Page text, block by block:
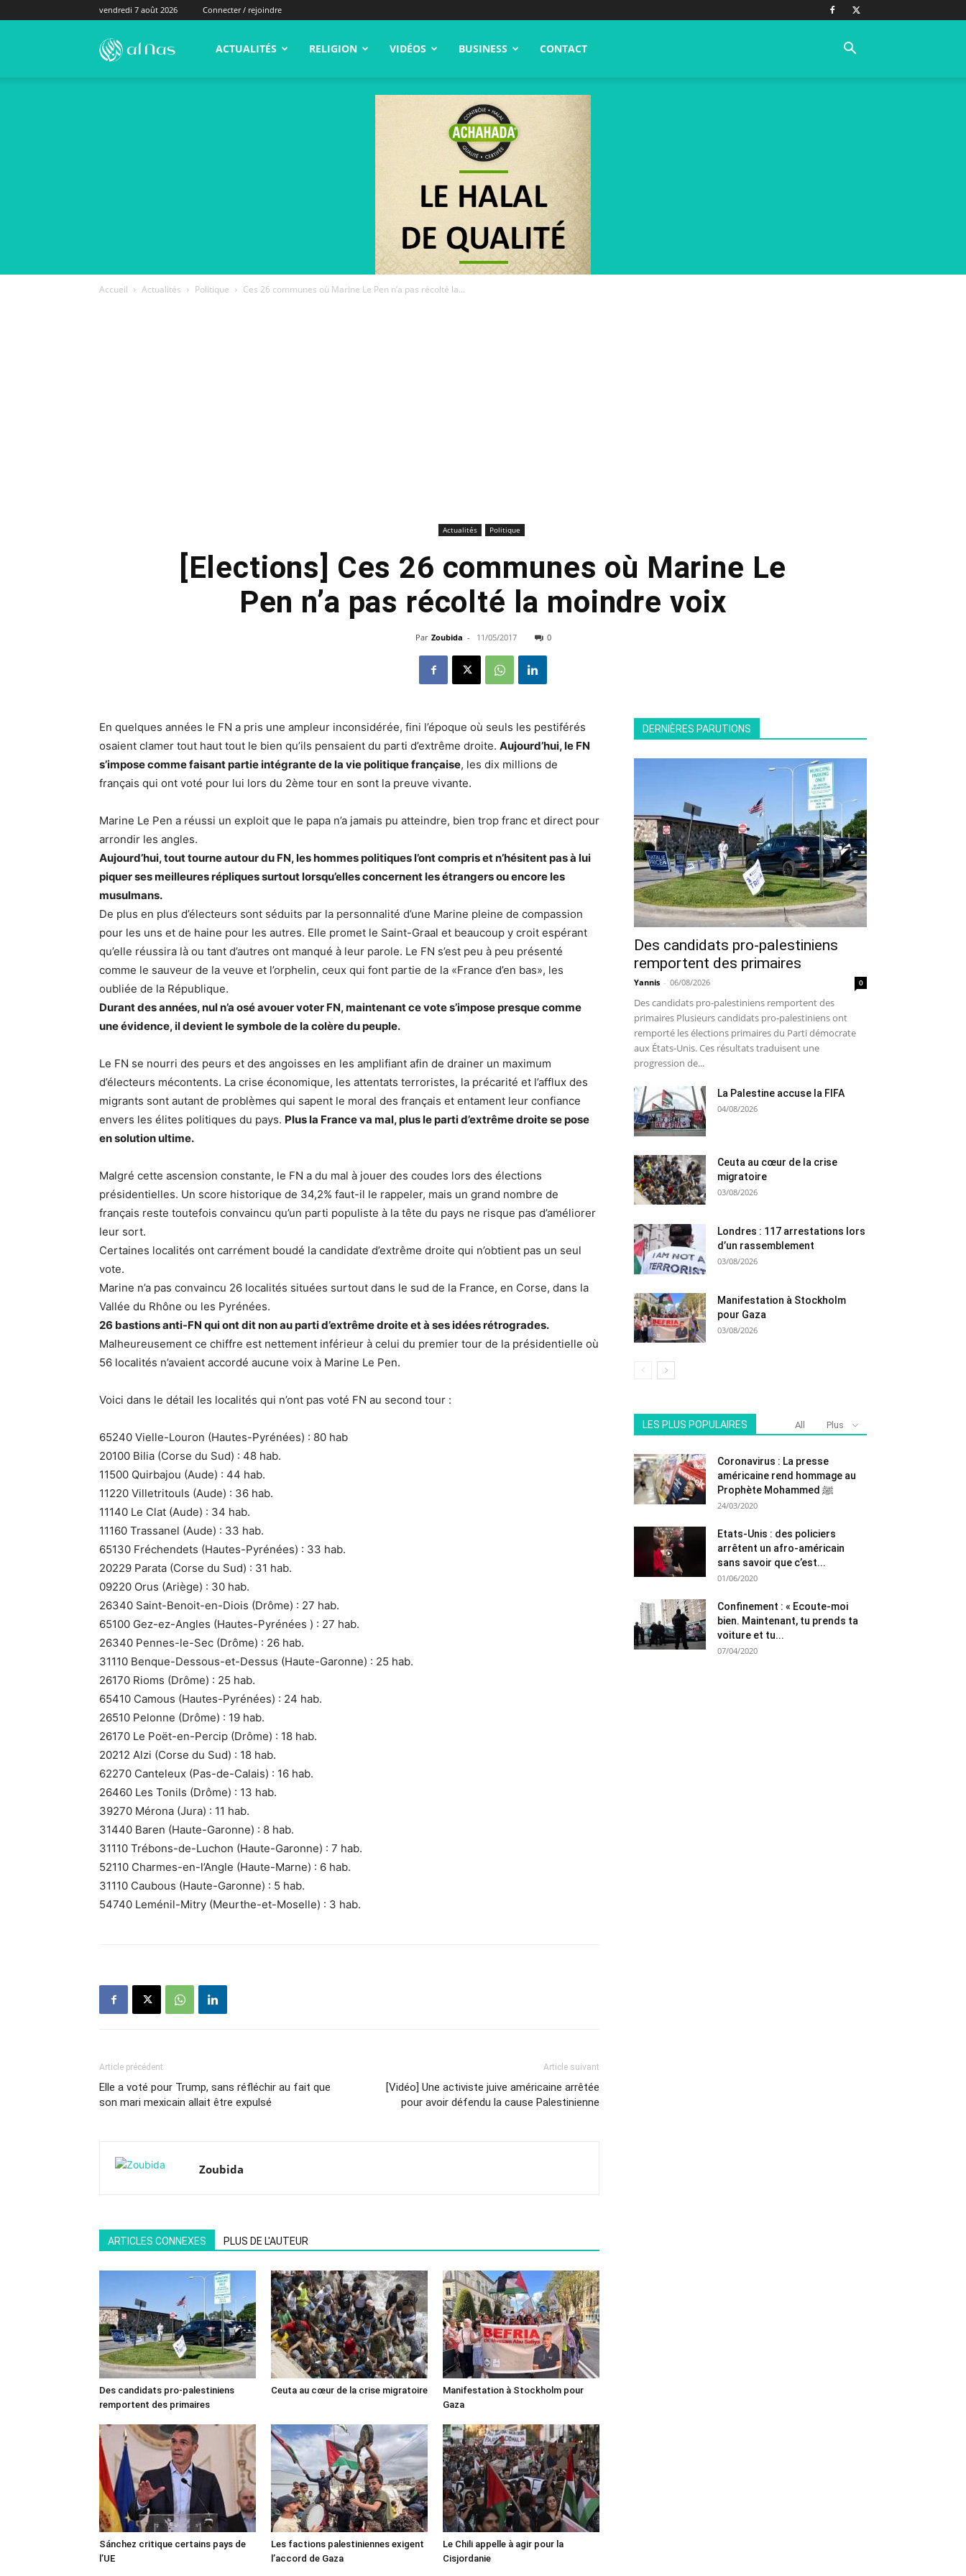
vendredi 7 août 2026 Connecter / rejoindre
alNas.fr ACTUALITÉS RELIGION VIDÉOS BUSINESS CONTACT
Accueil Actualités Politique Ces 26 communes où Marine Le Pen n’a pas récolté la...
Actualités Politique
[Elections] Ces 26 communes où Marine Le
Pen n’a pas récolté la moindre voix
Par Zoubida - 11/05/2017 0
En quelques années le FN a pris une ampleur inconsidérée, fini l’époque où seuls les pestiférés
osaient clamer tout haut tout le bien qu’ils pensaient du parti d’extrême droite. Aujourd’hui, le FN
s’impose comme faisant partie intégrante de la vie politique française, les dix millions de
français qui ont voté pour lui lors du 2ème tour en sont la preuve vivante.
Marine Le Pen a réussi un exploit que le papa n’a jamais pu atteindre, bien trop franc et direct pour
arrondir les angles.
Aujourd’hui, tout tourne autour du FN, les hommes politiques l’ont compris et n’hésitent pas à lui
piquer ses meilleures répliques surtout lorsqu’elles concernent les étrangers ou encore les
musulmans.
De plus en plus d’électeurs sont séduits par la personnalité d’une Marine pleine de compassion
pour les uns et de haine pour les autres. Elle promet le Saint-Graal et beaucoup y croit espérant
qu’elle réussira là ou tant d’autres ont manqué à leur parole. Le FN s’est peu à peu présenté
comme le sauveur de la veuve et l’orphelin, ceux qui font partie de la «France d’en bas», les
oubliée de la République.
Durant des années, nul n’a osé avouer voter FN, maintenant ce vote s’impose presque comme
une évidence, il devient le symbole de la colère du peuple.
Le FN se nourri des peurs et des angoisses en les amplifiant afin de drainer un maximum
d’électeurs mécontents. La crise économique, les attentats terroristes, la précarité et l’afflux des
migrants sont autant de problèmes qui sapent le moral des français et entament leur confiance
envers les élites politiques du pays. Plus la France va mal, plus le parti d’extrême droite se pose
en solution ultime.
Malgré cette ascension constante, le FN a du mal à jouer des coudes lors des élections
présidentielles. Un score historique de 34,2% faut-il le rappeler, mais un grand nombre de
français reste toutefois convaincu qu’un parti populiste à la tête du pays ne risque pas d’améliorer
leur sort.
Certaines localités ont carrément boudé la candidate d’extrême droite qui n’obtient pas un seul
vote.
Marine n’a pas convaincu 26 localités situées surtout dans le sud de la France, en Corse, dans la
Vallée du Rhône ou les Pyrénées.
26 bastions anti-FN qui ont dit non au parti d’extrême droite et à ses idées rétrogrades.
Malheureusement ce chiffre est nettement inférieur à celui du premier tour de la présidentielle où
56 localités n’avaient accordé aucune voix à Marine Le Pen.
Voici dans le détail les localités qui n’ont pas voté FN au second tour :
65240 Vielle-Louron (Hautes-Pyrénées) : 80 hab
20100 Bilia (Corse du Sud) : 48 hab.
11500 Quirbajou (Aude) : 44 hab.
11220 Villetritouls (Aude) : 36 hab.
11140 Le Clat (Aude) : 34 hab.
11160 Trassanel (Aude) : 33 hab.
65130 Fréchendets (Hautes-Pyrénées) : 33 hab.
20229 Parata (Corse du Sud) : 31 hab.
09220 Orus (Ariège) : 30 hab.
26340 Saint-Benoit-en-Diois (Drôme) : 27 hab.
65100 Gez-ez-Angles (Hautes-Pyrénées ) : 27 hab.
26340 Pennes-le-Sec (Drôme) : 26 hab.
31110 Benque-Dessous-et-Dessus (Haute-Garonne) : 25 hab.
26170 Rioms (Drôme) : 25 hab.
65410 Camous (Hautes-Pyrénées) : 24 hab.
26510 Pelonne (Drôme) : 19 hab.
26170 Le Poët-en-Percip (Drôme) : 18 hab.
20212 Alzi (Corse du Sud) : 18 hab.
62270 Canteleux (Pas-de-Calais) : 16 hab.
26460 Les Tonils (Drôme) : 13 hab.
39270 Mérona (Jura) : 11 hab.
31440 Baren (Haute-Garonne) : 8 hab.
31110 Trébons-de-Luchon (Haute-Garonne) : 7 hab.
52110 Charmes-en-l’Angle (Haute-Marne) : 6 hab.
31110 Caubous (Haute-Garonne) : 5 hab.
54740 Leménil-Mitry (Meurthe-et-Moselle) : 3 hab.
Article précédent
Elle a voté pour Trump, sans réfléchir au fait que
son mari mexicain allait être expulsé
Article suivant
[Vidéo] Une activiste juive américaine arrêtée
pour avoir défendu la cause Palestinienne
Zoubida
ARTICLES CONNEXES PLUS DE L'AUTEUR
Des candidats pro-palestiniens
remportent des primaires
Ceuta au cœur de la crise migratoire
Manifestation à Stockholm pour
Gaza
Sánchez critique certains pays de
l’UE
Les factions palestiniennes exigent
l’accord de Gaza
Le Chili appelle à agir pour la
Cisjordanie
DERNIÈRES PARUTIONS
Des candidats pro-palestiniens
remportent des primaires
Yannis - 06/08/2026 0
Des candidats pro-palestiniens remportent des
primaires Plusieurs candidats pro-palestiniens ont
remporté les élections primaires du Parti démocrate
aux États-Unis. Ces résultats traduisent une
progression de...
La Palestine accuse la FIFA
04/08/2026
Ceuta au cœur de la crise
migratoire
03/08/2026
Londres : 117 arrestations lors
d’un rassemblement
03/08/2026
Manifestation à Stockholm
pour Gaza
03/08/2026
LES PLUS POPULAIRES All Plus
Coronavirus : La presse
américaine rend hommage au
Prophète Mohammed ﷺ
24/03/2020
Etats-Unis : des policiers
arrêtent un afro-américain
sans savoir que c’est...
01/06/2020
Confinement : « Ecoute-moi
bien. Maintenant, tu prends ta
voiture et tu...
07/04/2020